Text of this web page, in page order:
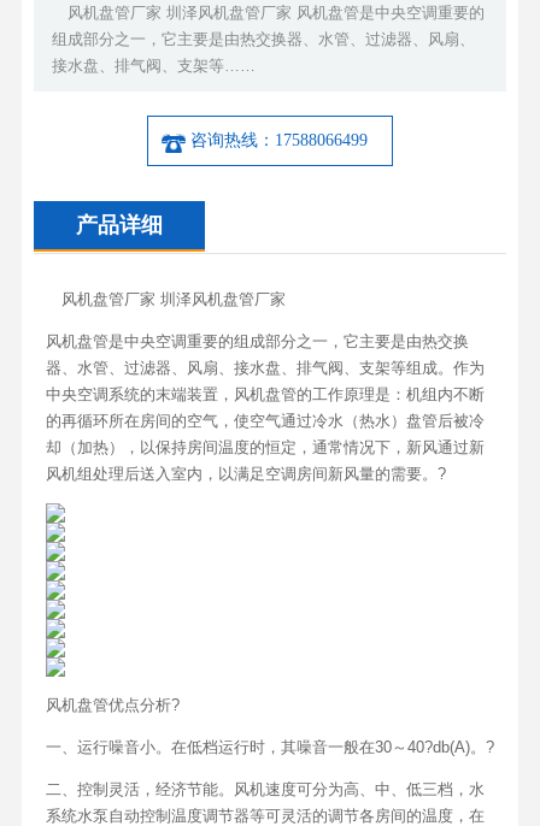
风机盘管厂家 圳泽风机盘管厂家 风机盘管是中央空调重要的
组成部分之一，它主要是由热交换器、水管、过滤器、风扇、
接水盘、排气阀、支架等……
咨询热线：17588066499
产品详细
风机盘管厂家 圳泽风机盘管厂家
风机盘管是中央空调重要的组成部分之一，它主要是由热交换
器、水管、过滤器、风扇、接水盘、排气阀、支架等组成。作为
中央空调系统的末端装置，风机盘管的工作原理是：机组内不断
的再循环所在房间的空气，使空气通过冷水（热水）盘管后被冷
却（加热），以保持房间温度的恒定，通常情况下，新风通过新
风机组处理后送入室内，以满足空调房间新风量的需要。?
风机盘管优点分析?
一、运行噪音小。在低档运行时，其噪音一般在30～40?db(A)。?
二、控制灵活，经济节能。风机速度可分为高、中、低三档，水
系统水泵自动控制温度调节器等可灵活的调节各房间的温度，在